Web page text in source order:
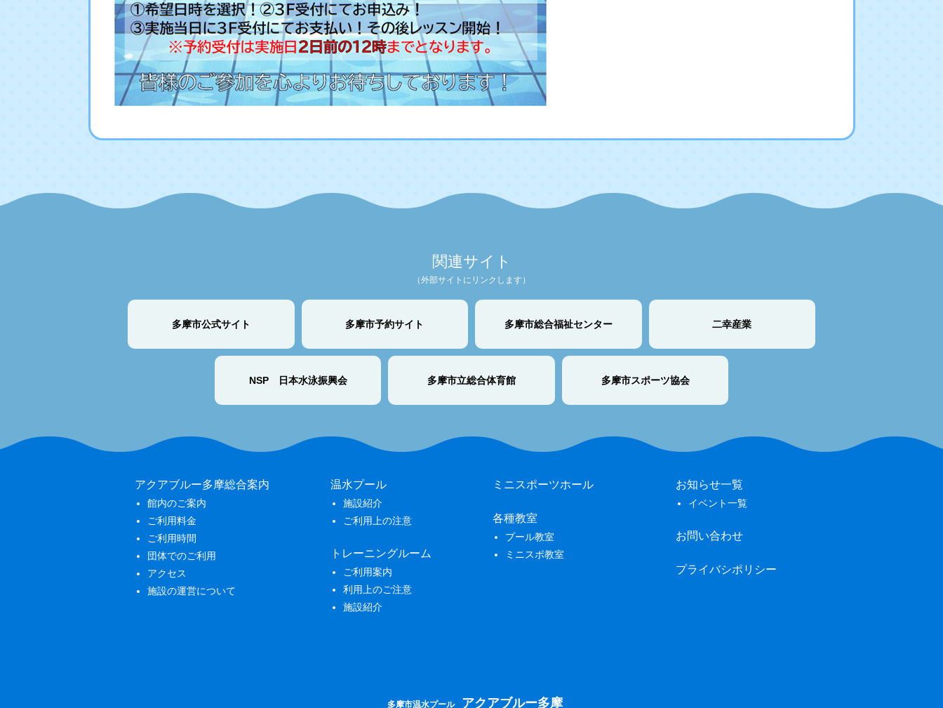
関連サイト
（外部サイトにリンクします）
多摩市公式サイト 多摩市予約サイト 多摩市総合福祉センター 二幸産業
NSP 日本水泳振興会 多摩市立総合体育館 多摩市スポーツ協会
アクアブルー多摩総合案内
館内のご案内
ご利用料金
ご利用時間
団体でのご利用
アクセス
施設の運営について
温水プール
施設紹介
ご利用上の注意
トレーニングルーム
ご利用案内
利用上のご注意
施設紹介
ミニスポーツホール
各種教室
プール教室
ミニスポ教室
お知らせ一覧
イベント一覧
お問い合わせ
プライバシポリシー
多摩市温水プール アクアブルー多摩